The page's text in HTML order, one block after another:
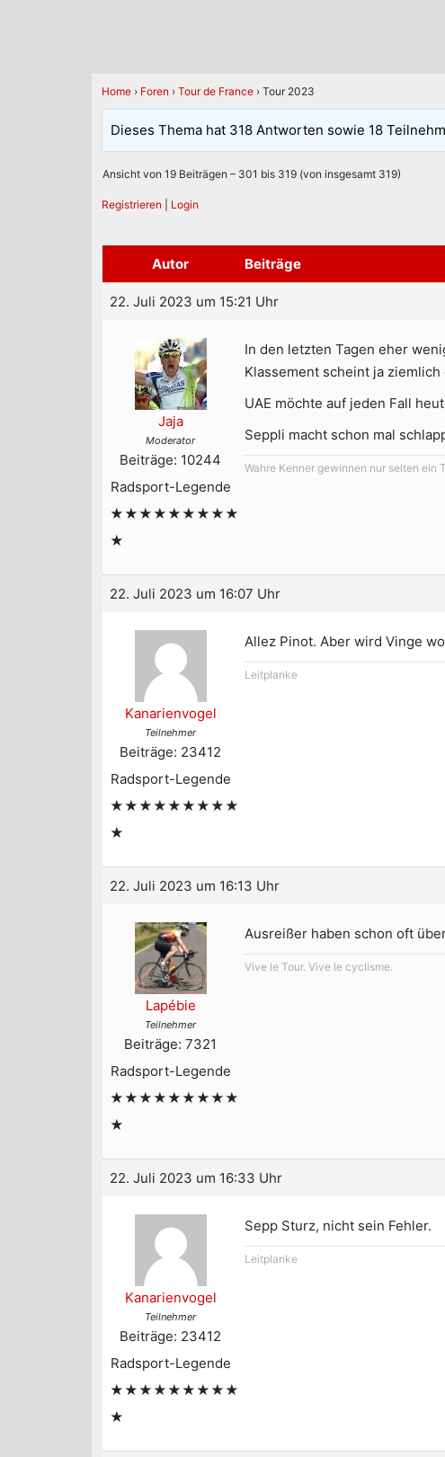
Home › Foren › Tour de France › Tour 2023
Dieses Thema hat 318 Antworten sowie 18
Ansicht von 19 Beiträgen – 301 bis 319 (von insgesamt 319)
Registrieren Login
Autor Beiträge
22. Juli 2023 um 15:21 Uhr
Jaja
Moderator
Beiträge: 10244
Radsport-Legende
★★★★★★★★★
★
In den letzten Tagen eher
Klassement scheint ja ziemlich
UAE möchte auf jeden Fall
Seppli macht schon mal
Wahre Kenner gewinnen nur selten ein
22. Juli 2023 um 16:07 Uhr
Kanarienvogel
Teilnehmer
Beiträge: 23412
Radsport-Legende
★★★★★★★★★
★
Allez Pinot. Aber wird Vinge
Leitplanke
22. Juli 2023 um 16:13 Uhr
Lapébie
Teilnehmer
Beiträge: 7321
Radsport-Legende
★★★★★★★★★
★
Ausreißer haben schon oft
Vive le Tour. Vive le cyclisme.
22. Juli 2023 um 16:33 Uhr
Kanarienvogel
Teilnehmer
Beiträge: 23412
Radsport-Legende
★★★★★★★★★
★
Sepp Sturz, nicht sein Fehler.
Leitplanke